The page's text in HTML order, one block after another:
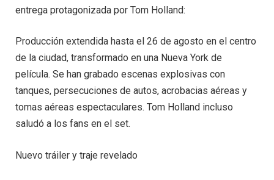
entrega protagonizada por Tom Holland:
Producción extendida hasta el 26 de agosto en el centro
de la ciudad, transformado en una Nueva York de
película. Se han grabado escenas explosivas con
tanques, persecuciones de autos, acrobacias aéreas y
tomas aéreas espectaculares. Tom Holland incluso
saludó a los fans en el set.
Nuevo tráiler y traje revelado